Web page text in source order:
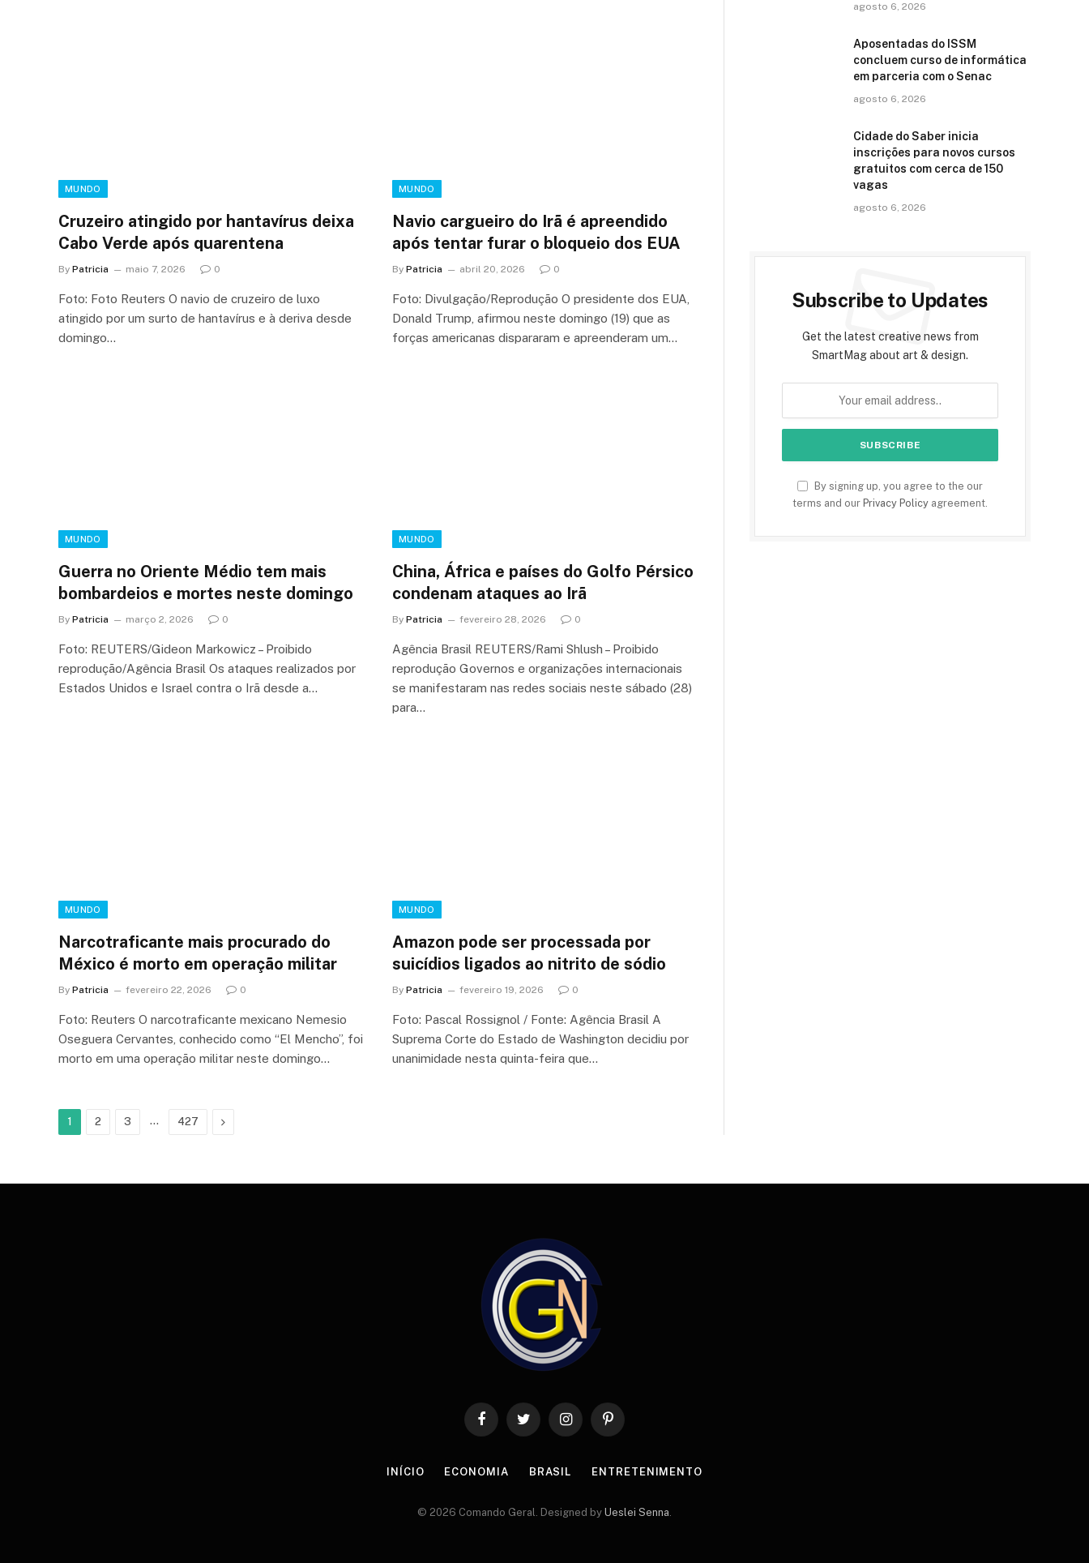
MUNDO
Cruzeiro atingido por hantavírus deixa
Cabo Verde após quarentena
By Patricia maio 7, 2026 0
Foto: Foto Reuters O navio de cruzeiro de luxo
atingido por um surto de hantavírus e à deriva desde
domingo…
MUNDO
Navio cargueiro do Irã é apreendido
após tentar furar o bloqueio dos EUA
By Patricia abril 20, 2026 0
Foto: Divulgação/Reprodução O presidente dos EUA,
Donald Trump, afirmou neste domingo (19) que as
forças americanas dispararam e apreenderam um…
MUNDO
Guerra no Oriente Médio tem mais
bombardeios e mortes neste domingo
By Patricia março 2, 2026 0
Foto: REUTERS/Gideon Markowicz – Proibido
reprodução/Agência Brasil Os ataques realizados por
Estados Unidos e Israel contra o Irã desde a…
MUNDO
China, África e países do Golfo Pérsico
condenam ataques ao Irã
By Patricia fevereiro 28, 2026 0
Agência Brasil REUTERS/Rami Shlush – Proibido
reprodução Governos e organizações internacionais
se manifestaram nas redes sociais neste sábado (28)
para…
MUNDO
Narcotraficante mais procurado do
México é morto em operação militar
By Patricia fevereiro 22, 2026 0
Foto: Reuters O narcotraficante mexicano Nemesio
Oseguera Cervantes, conhecido como “El Mencho”, foi
morto em uma operação militar neste domingo…
MUNDO
Amazon pode ser processada por
suicídios ligados ao nitrito de sódio
By Patricia fevereiro 19, 2026 0
Foto: Pascal Rossignol / Fonte: Agência Brasil A
Suprema Corte do Estado de Washington decidiu por
unanimidade nesta quinta-feira que…
1 2 3 … 427 Next
agosto 6, 2026
Aposentadas do ISSM
concluem curso de informática
em parceria com o Senac
agosto 6, 2026
Cidade do Saber inicia
inscrições para novos cursos
gratuitos com cerca de 150
vagas
agosto 6, 2026
Subscribe to Updates
Get the latest creative news from
SmartMag about art & design.
By signing up, you agree to the our
terms and our Privacy Policy agreement.
FacebookTwitter InstagramPinterest
INÍCIO ECONOMIA BRASIL ENTRETENIMENTO
© 2026 Comando Geral. Designed by Ueslei Senna